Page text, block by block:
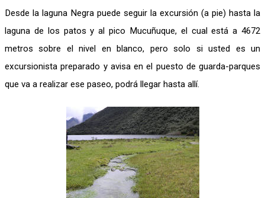
Desde la laguna Negra puede seguir la excursión (a pie) hasta la
laguna de los patos y al pico Mucuñuque, el cual está a 4672
metros sobre el nivel en blanco, pero solo si usted es un
excursionista preparado y avisa en el puesto de guarda-parques
que va a realizar ese paseo, podrá llegar hasta allí.